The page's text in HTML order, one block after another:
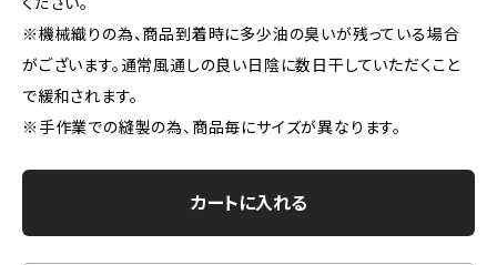
※機械織りの為、商品到着時に多少油の臭いが残っている場合
がございます。通常風通しの良い日陰に数日干していただくこと
で緩和されます。
※手作業での縫製の為、商品毎にサイズが異なります。
カートに入れる